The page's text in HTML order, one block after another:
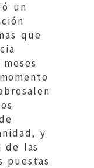
un
que
y
de las
puestas